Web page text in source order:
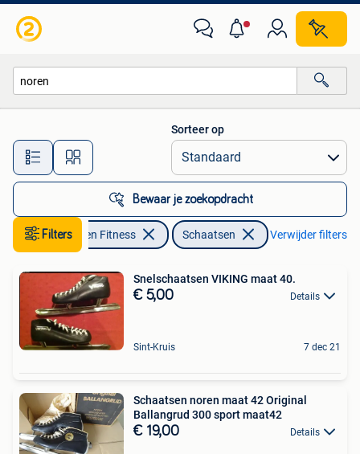
Alle afstanden…
Sorteer op
Bewaar je zoekopdracht
Filters
Sport en Fitness Schaatsen Verwijder filters
Snelschaatsen VIKING maat 40.
€ 5,00 Details
Sint-Kruis 7 dec 21
Schaatsen noren maat 42 Original
Ballangrud 300 sport maat42
€ 19,00 Details